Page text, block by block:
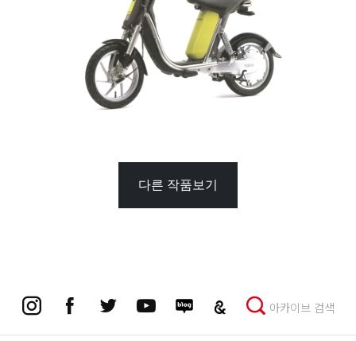
다른 작품보기
아카이브 검색